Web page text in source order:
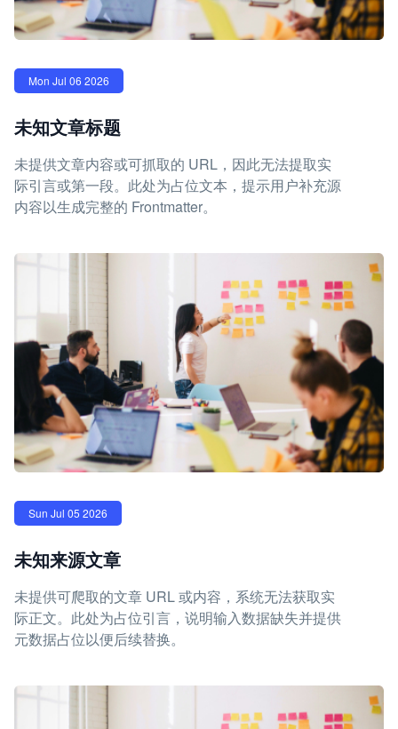
Mon Jul 06 2026
未知文章标题
未提供文章内容或可抓取的 URL，因此无法提取实
际引言或第一段。此处为占位文本，提示用户补充源
内容以生成完整的 Frontmatter。
Sun Jul 05 2026
未知来源文章
未提供可爬取的文章 URL 或内容，系统无法获取实
际正文。此处为占位引言，说明输入数据缺失并提供
元数据占位以便后续替换。